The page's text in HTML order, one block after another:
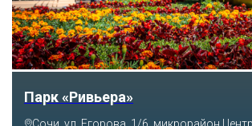
Парк «Ривьера»